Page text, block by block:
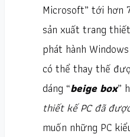
Microsoft” tới hơn
sản xuất trang
phát hành
có thể thay thế
dáng “beige box”
thiết kế PC đã
muốn những PC